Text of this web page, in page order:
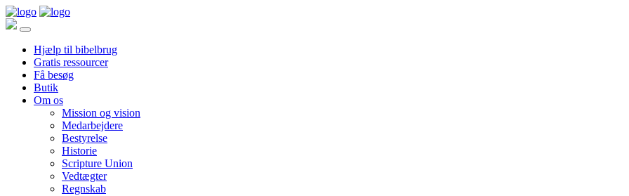
Hjælp til bibelbrug
Gratis ressourcer
Få besøg
Butik
Om os
Mission og vision
Medarbejdere
Bestyrelse
Historie
Scripture Union
Vedtægter
Regnskab